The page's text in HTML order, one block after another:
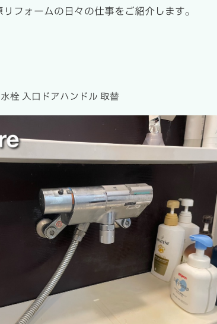
リフォームの日々の仕事をご紹介します。
栓 入口ドアハンドル 取替